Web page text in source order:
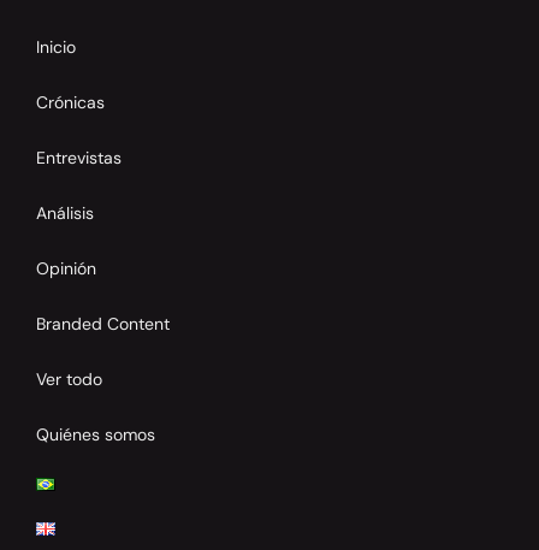
Inicio
Crónicas
Entrevistas
Análisis
Opinión
Branded Content
Ver todo
Quiénes somos